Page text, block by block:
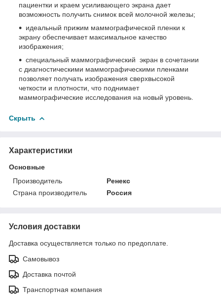
пациентки и краем усиливающего экрана дает
возможность получить снимок всей молочной железы;
идеальный прижим маммографической пленки к
экрану обеспечивает максимальное качество
изображения;
специальный маммографический экран в сочетании
с диагностическими маммографическими пленками
позволяет получать изображения сверхвысокой
четкости и плотности, что поднимает
маммографические исследования на новый уровень.
Скрыть
Характеристики
Основные
Производитель
Ренекс
Страна производитель
Россия
Условия доставки
Доставка осуществляется только по предоплате.
Самовывоз
Доставка почтой
Транспортная компания